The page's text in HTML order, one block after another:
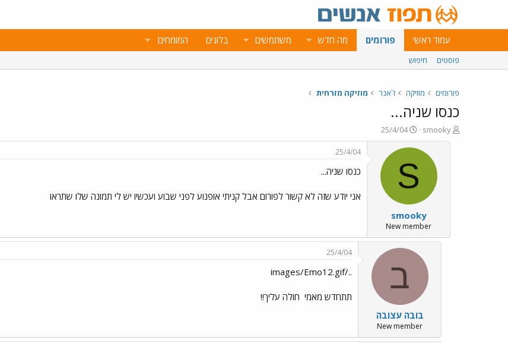
עמוד ראשי פורומים מה חדש משתמשים בלוגים המומחים
פוסטים חיפוש
פורומים מוזיקה ז`אנר מוזיקה מזרחית
כנסו שניה...
פ
ו
smooky
פ
ו
ר
ס
ם
ב
א
ר
י
ך
25/4/04
S
smooky
New member
25/4/04
כנסו שניה...
אני יודע שזה לא קשור לפורום אבל קניתי אופנוע לפני שבוע ועכשיו יש לי תמונה שלו שתראו
ב
בובה עצובה
New member
25/4/04
../images/Emo12.gif
תתחדש מאמי חולה עליך!!